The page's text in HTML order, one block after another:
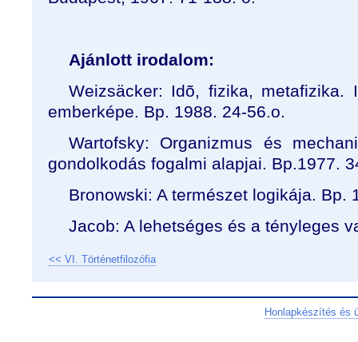
Ajánlott irodalom:
Weizsäcker: Idõ, fizika, metafizika.
emberképe. Bp. 1988. 24-56.o.
Wartofsky: Organizmus és
gondolkodás fogalmi alapjai. Bp.1977.
Bronowski: A természet logikája. Bp.
Jacob: A lehetséges és a tényleges
<< VI. Történetfilozófia
Honlapkészítés és